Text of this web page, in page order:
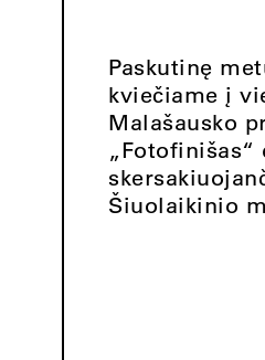
Paskutinę
kviečiame į
Malašausko
„Fotofinišas“
Šiuolaikinio